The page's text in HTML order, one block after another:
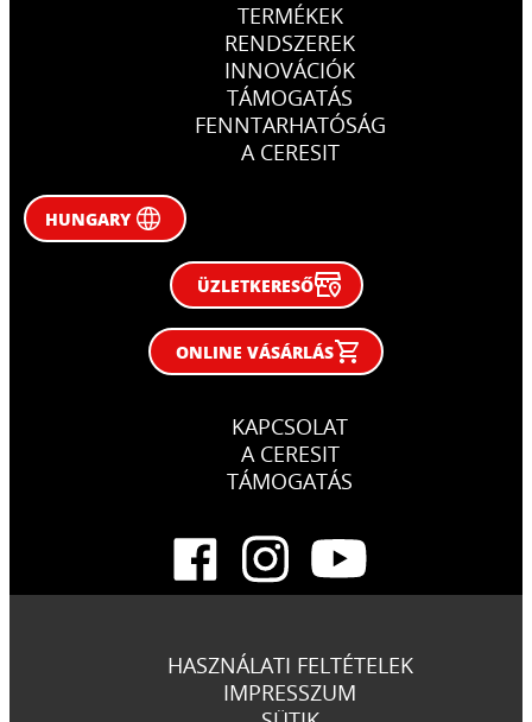
TERMÉKEK
RENDSZEREK
INNOVÁCIÓK
TÁMOGATÁS
FENNTARHATÓSÁG
A CERESIT
HUNGARY
ÜZLETKERESŐ
ONLINE VÁSÁRLÁS
KAPCSOLAT
A CERESIT
TÁMOGATÁS
HASZNÁLATI FELTÉTELEK
IMPRESSZUM